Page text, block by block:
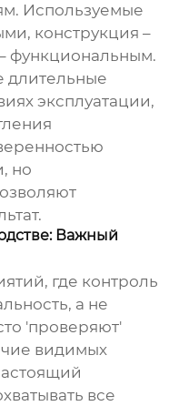
Используемые
конструкция –
функциональным.
длительные
эксплуатации,
но
Важный
где контроль
а не
'проверяют'
видимых
все